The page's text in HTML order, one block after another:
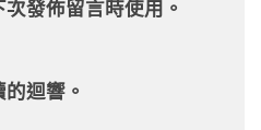
發佈留言時使用。
迴響。